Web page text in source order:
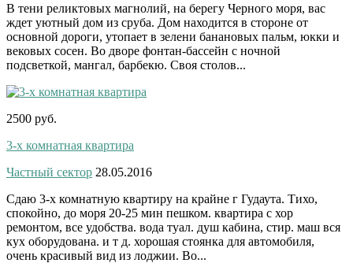
В тени реликтовых магнолий, на берегу Черного моря, вас
ждет уютный дом из сруба. Дом находится в стороне от
основной дороги, утопает в зелени банановых пальм, юкки и
вековых сосен. Во дворе фонтан-бассейн с ночной
подсветкой, мангал, барбекю. Своя столов...
2500 руб.
3-х комнатная квартира
Частный сектор 28.05.2016
Сдаю 3-х комнатную квартиру на крайне г Гудаута. Тихо,
спокойно, до моря 20-25 мин пешком. квартира с хор
ремонтом, все удобства. вода туал. душ кабина, стир. маш вся
кух оборудована. и т д. хорошая стоянка для автомобиля,
очень красивый вид из лоджии. Во...